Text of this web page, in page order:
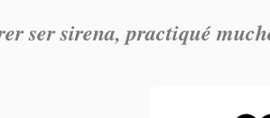
ser sirena, practiqué